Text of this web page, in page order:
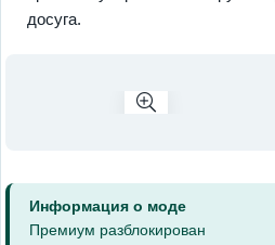
досуга.
Информация о моде
Премиум разблокирован